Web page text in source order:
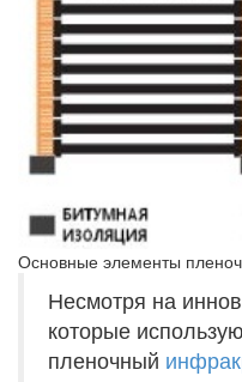
Основные элементы
Несмотря на
которые
пленочный